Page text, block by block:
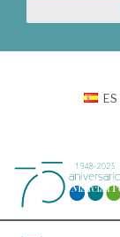
ES